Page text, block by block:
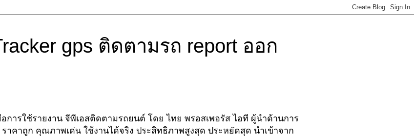
gps ติดตามรถ report ออก
อการใช้รายงาน จีพีเอสติดตามรถยนต์ โดย ไทย พรอสเพอรัส ไอที ผู้นำด้านการ
าคาถูก คุณภาพเด่น ใช้งานได้จริง ประสิทธิภาพสูงสุด ประหยัดสุด นำเข้าจาก